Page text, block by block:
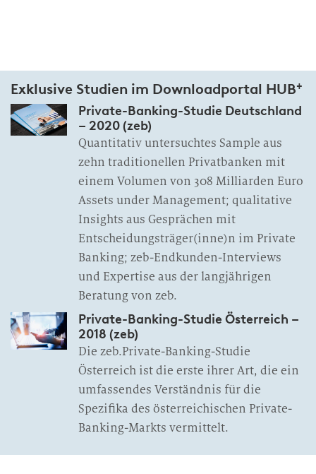
e
i
t
Exklusive Studien im Downloadportal HUB+
Private-Banking-Studie Deutschland
– 2020 (zeb)
Quantitativ untersuchtes Sample aus
zehn traditionellen Privatbanken mit
einem Volumen von 308 Milliarden Euro
Assets under Management; qualitative
Insights aus Gesprächen mit
Entscheidungsträger(inne)n im Private
Banking; zeb-Endkunden-Interviews
und Expertise aus der langjährigen
Beratung von zeb.
Private-Banking-Studie Österreich –
2018 (zeb)
Die zeb.Private-Banking-Studie
Österreich ist die erste ihrer Art, die ein
umfassendes Verständnis für die
Spezifika des österreichischen Private-
Banking-Markts vermittelt.